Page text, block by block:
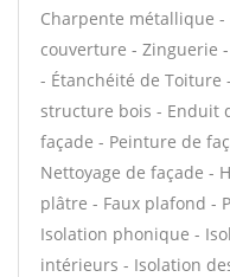
Charpente métallique
couverture - Zinguerie
- Étanchéité de Toiture
structure bois - Enduit
façade - Peinture de
Nettoyage de façade -
plâtre - Faux plafond -
Isolation phonique -
intérieurs - Isolation